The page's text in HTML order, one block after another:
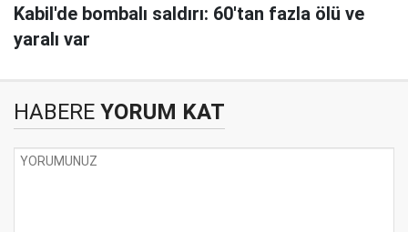
Kabil'de bombalı saldırı: 60'tan fazla ölü ve
yaralı var
HABERE YORUM KAT